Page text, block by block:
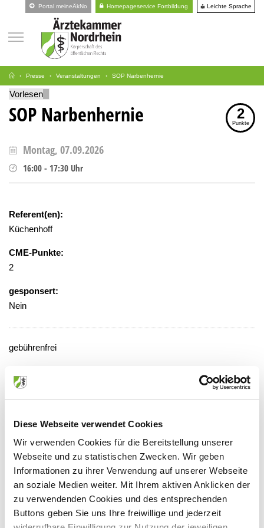
Diese Webseite verwendet Cookies
Wir verwenden Cookies für die Bereitstellung unserer
Webseite und zu statistischen Zwecken. Wir geben
Informationen zu ihrer Verwendung auf unserer Webseite
an soziale Medien weiter. Mit Ihrem aktiven Anklicken der
zu verwendenden Cookies und des entsprechenden
Buttons geben Sie uns Ihre freiwillige und jederzeit
Portal meineÄkNo Homepageservice Fortbildung Leichte Sprache
Presse Veranstaltungen SOP Narbenhernie
Vorlesen
SOP Narbenhernie 2
Punkte
Montag, 07.09.2026
16:00 - 17:30 Uhr
Referent(en):
Küchenhoff
CME-Punkte:
2
gesponsert:
Nein
gebührenfrei
Veranstaltungsort:
Rhein-Maas-Klinikum
Anbieter:
Rhein-Maas-Klinikum GmbH Krankenhaus der
Knappschaft und der StädteRegion Aachen
Ansprechpartner: